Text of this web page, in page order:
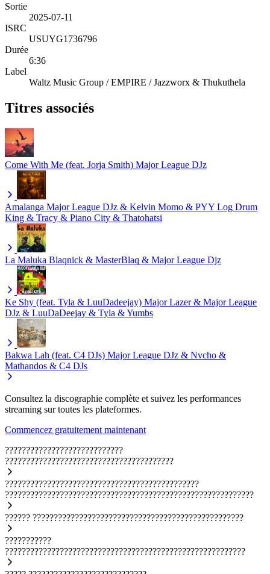
Sortie
2025-07-11
ISRC
USUYG1736796
Durée
6:36
Label
Waltz Music Group / EMPIRE / Jazzworx & Thukuthela
Titres associés
Come With Me (feat. Jorja Smith) Major League DJz
Amalanga Major League DJz & Kelvin Momo & PYY Log Drum
King & Tracy & Piano City & Thatohatsi
La Maluka Blaqnick & MasterBlaq & Major League Djz
Ke Shy (feat. Tyla & LuuDadeejay) Major Lazer & Major League
DJz & LuuDaDeejay & Tyla & Yumbs
Bakwa Lah (feat. C4 DJs) Major League DJz & Nvcho &
Mathandos & C4 DJs
Consultez la discographie complète et suivez les performances
streaming sur toutes les plateformes.
Commencez gratuitement maintenant
????????????????????????????
????????????????????????????????????????
??????????????????????????????????????????????
???????????????????????????????????????????????????????????
?????? ??????????????????????????????????????????????????
???????????
?????????????????????????????????????????????????????????